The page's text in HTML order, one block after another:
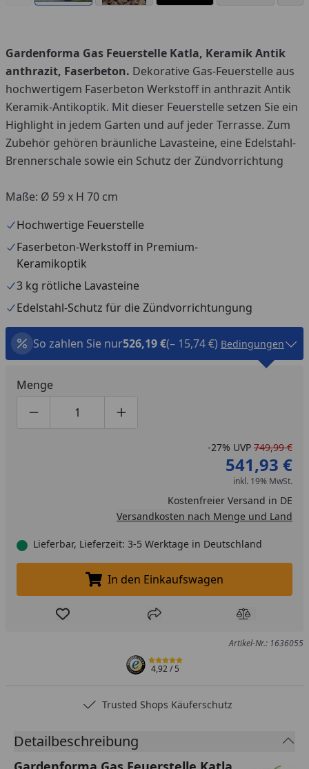
Gardenforma Gas Feuerstelle Katla, Keramik Antik
anthrazit, Faserbeton. Dekorative Gas-Feuerstelle aus
hochwertigem Faserbeton Werkstoff in anthrazit Antik
Keramik-Antikoptik. Mit dieser Feuerstelle setzen Sie ein
Highlight in jedem Garten und auf jeder Terrasse. Zum
Zubehör gehören bräunliche Lavasteine, eine Edelstahl-
Brennerschale sowie ein Schutz der Zündvorrichtung
Maße: Ø 59 x H 70 cm
Hochwertige Feuerstelle
Faserbeton-Werkstoff in Premium-
Keramikoptik
3 kg rötliche Lavasteine
Edelstahl-Schutz für die Zündvorrichtungung
So zahlen Sie nur526,19 €(– 15,74 €) Bedingungen
Menge
Produktmenge um eins verringern
Produktmenge manuell eingeben
Produktmenge um eins erhöhen
-27% UVP 749,99 €
541,93 €
inkl. 19% MwSt.
Kostenfreier Versand in DE
Versandkosten nach Menge und Land
Lieferbar, Lieferzeit: 3-5 Werktage in Deutschland
In den Einkaufswagen legen
In den Einkaufswagen
Produkt zur Wunschliste hinzufügen
Teilen Produkt
Artikel-Nr.: 1636055
4,92/ 5
Trusted Shops Käuferschutz
Detailbeschreibung